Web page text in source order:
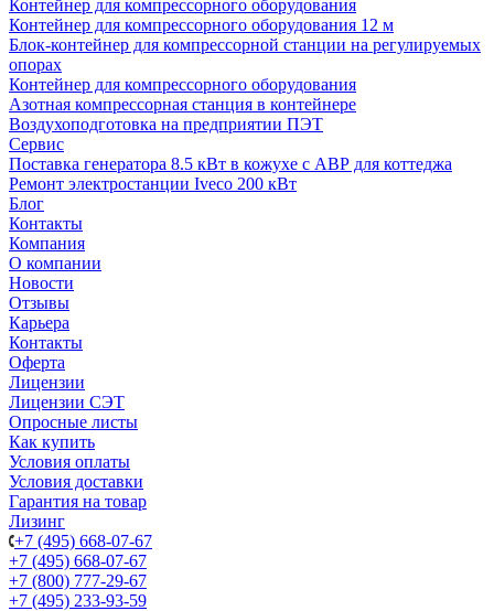
Контейнер для компрессорного оборудования
Контейнер для компрессорного оборудования 12 м
Блок-контейнер для компрессорной станции на регулируемых
опорах
Контейнер для компрессорного оборудования
Азотная компрессорная станция в контейнере
Воздухоподготовка на предприятии ПЭТ
Сервис
Поставка генератора 8.5 кВт в кожухе с АВР для коттеджа
Ремонт электростанции Iveco 200 кВт
Блог
Контакты
Компания
О компании
Новости
Отзывы
Карьера
Контакты
Оферта
Лицензии
Лицензии СЭТ
Опросные листы
Как купить
Условия оплаты
Условия доставки
Гарантия на товар
Лизинг
+7 (495) 668-07-67
+7 (495) 668-07-67
+7 (800) 777-29-67
+7 (495) 233-93-59